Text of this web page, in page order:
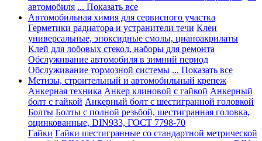
автомобиля ... Показать все
Автомобильная химия для сервисного участка
Герметики радиатора и устранители течи Клеи
универсальные, эпоксидные смолы, цианоакрилаты
Клей для лобовых стекол, наборы для ремонта
Обслуживание автомобиля в зимний период
Обслуживание тормозной системы ... Показать все
Метизы, строительный и автомобильный крепеж
Анкерная техника Анкер клиновой с гайкой Анкерный
болт с гайкой Анкерный болт с шестигранной головкой
Болты Болты с полной резьбой, шестигранная головка,
оцинкованные, DIN933, ГОСТ 7798-70
Гайки Гайки шестигранные со стандартной метрической